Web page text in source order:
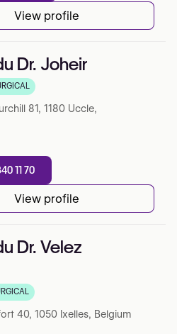
View profile
Dr. Joheir
5 sur Google
81, 1180 Uccle,
11 70
View profile
Dr. Velez
5 sur Google
40, 1050 Ixelles, Belgium